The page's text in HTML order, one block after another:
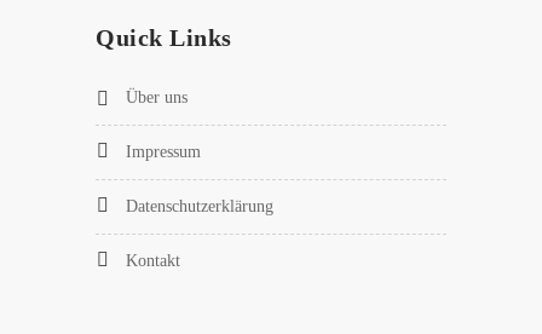
Quick Links
Über uns
Impressum
Datenschutzerklärung
Kontakt